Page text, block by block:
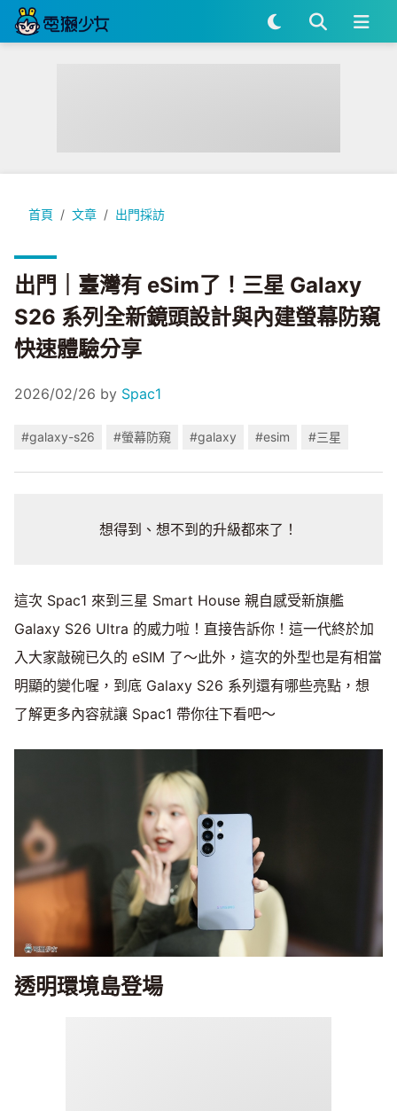
首頁 文章 出門採訪
出門｜臺灣有 eSim了！三星 Galaxy S26 系列全新鏡頭設計與
出門｜臺灣有 eSim了！三星 Galaxy
S26 系列全新鏡頭設計與內建螢幕防窺
快速體驗分享
2026/02/26 by Spac1
#galaxy-s26 #螢幕防窺 #galaxy #esim #三星
想得到、想不到的升級都來了！
這次 Spac1 來到三星 Smart House 親自感受新旗艦
Galaxy S26 Ultra 的威力啦！直接告訴你！這一代終於加
入大家敲碗已久的 eSIM 了～此外，這次的外型也是有相當
明顯的變化喔，到底 Galaxy S26 系列還有哪些亮點，想
了解更多內容就讓 Spac1 帶你往下看吧～
透明環境島登場